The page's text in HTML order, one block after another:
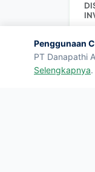
Penggunaan
PT Danapathi
Selengkapnya.